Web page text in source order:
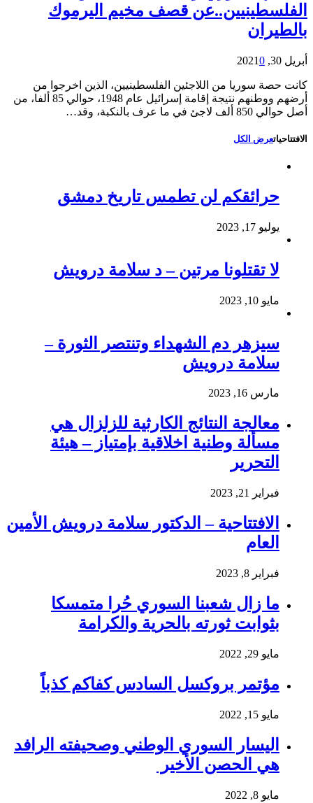
الفلسطينيين..عن قصف مخيم اليرموك
بالطيران
أبريل 30, 2021 0
كانت حصة سوريا من اللاجئين الفلسطينيين، الذين اخرجوا من
أرضهم ووطنهم نتيجة إقامة إسرائيل عام 1948، حوالي 85 ألفا، من
أصل حوالي 850 ألف لاجئ في ما عرف بالنكبة، وقد…
الافتتاحياتعرض الكل
حرائقكم لن تطمس تاريخ دمشق
يوليو 17, 2023
لا تقتلونا مرتين – د سلامة درويش
مايو 10, 2023
سيزهر دم الشهداء وتنتصر الثورة –
سلامة درويش
مارس 16, 2023
معالجة النتائج الكارثية للزلزال هي
مسألة وطنية اخلاقية بإمتياز – هيئة
التحرير
فبراير 21, 2023
الافتتاحية – الدكتور سلامة درويش الأمين
العام
فبراير 8, 2023
ما زال شعبنا السوري حُرا متمسكا
بثوابت ثورته بالحرية والكرامة
مايو 29, 2022
مؤتمر بروكسل السادس كفاكم كذباً
مايو 15, 2022
اليسار السوري الوطني وصحيفته الرافد
هي الحصن الأخير
مايو 8, 2022